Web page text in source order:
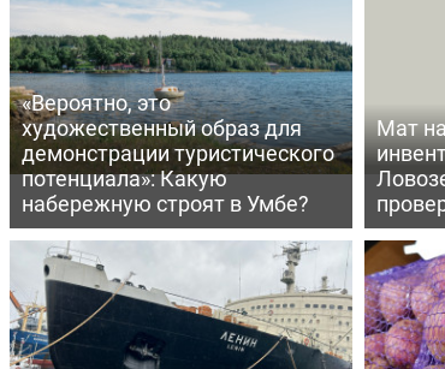
«Вероятно, это
художественный образ для
демонстрации туристического
потенциала»: Какую
набережную строят в Умбе?
Мат